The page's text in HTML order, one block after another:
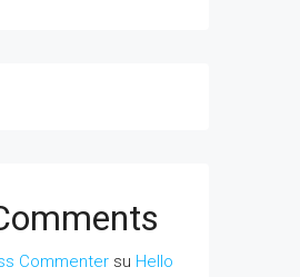
Commenter su Hello